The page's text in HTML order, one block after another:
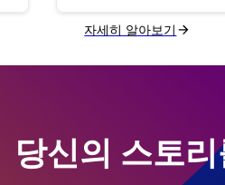
자세히 알아보기
당신의 스토